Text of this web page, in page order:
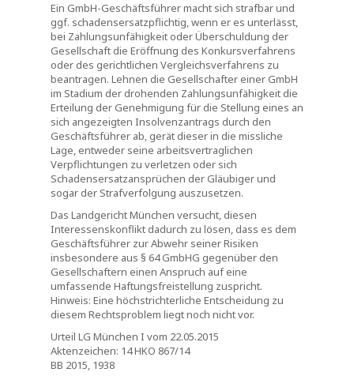
Ein GmbH-Geschäftsführer macht sich strafbar und
ggf. schadensersatzpflichtig, wenn er es unterlässt,
bei Zahlungsunfähigkeit oder Überschuldung der
Gesellschaft die Eröffnung des Konkursverfahrens
oder des gerichtlichen Vergleichsverfahrens zu
beantragen. Lehnen die Gesellschafter einer GmbH
im Stadium der drohenden Zahlungsunfähigkeit die
Erteilung der Genehmigung für die Stellung eines an
sich angezeigten Insolvenzantrags durch den
Geschäftsführer ab, gerät dieser in die missliche
Lage, entweder seine arbeitsvertraglichen
Verpflichtungen zu verletzen oder sich
Schadensersatzansprüchen der Gläubiger und
sogar der Strafverfolgung auszusetzen.
Das Landgericht München versucht, diesen
Interessenskonflikt dadurch zu lösen, dass es dem
Geschäftsführer zur Abwehr seiner Risiken
insbesondere aus § 64 GmbHG gegenüber den
Gesellschaftern einen Anspruch auf eine
umfassende Haftungsfreistellung zuspricht.
Hinweis: Eine höchstrichterliche Entscheidung zu
diesem Rechtsproblem liegt noch nicht vor.
Urteil LG München I vom 22.05.2015
Aktenzeichen: 14 HKO 867/14
BB 2015, 1938